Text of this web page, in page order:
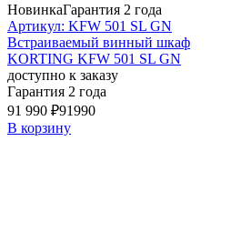
НовинкаГарантия 2 года
Артикул: KFW 501 SL GN
Встраиваемый винный шкаф
KORTING KFW 501 SL GN
доступно к заказу
Гарантия 2 года
91 990 ₽91990
В корзину